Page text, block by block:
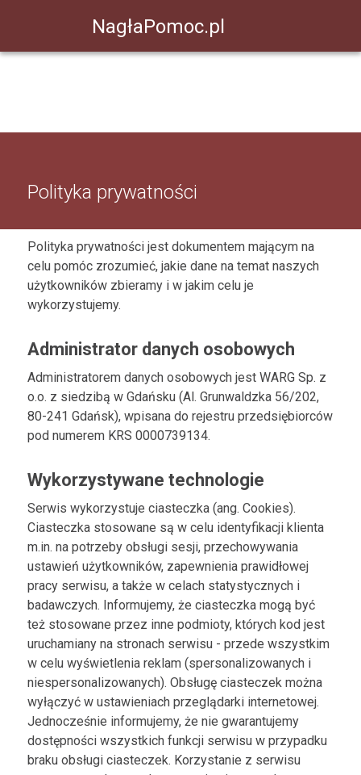
NagłaPomoc.pl
Polityka prywatności
Polityka prywatności jest dokumentem mającym na
celu pomóc zrozumieć, jakie dane na temat naszych
użytkowników zbieramy i w jakim celu je
wykorzystujemy.
Administrator danych osobowych
Administratorem danych osobowych jest WARG Sp. z
o.o. z siedzibą w Gdańsku (Al. Grunwaldzka 56/202,
80-241 Gdańsk), wpisana do rejestru przedsiębiorców
pod numerem KRS 0000739134.
Wykorzystywane technologie
Serwis wykorzystuje ciasteczka (ang. Cookies).
Ciasteczka stosowane są w celu identyfikacji klienta
m.in. na potrzeby obsługi sesji, przechowywania
ustawień użytkowników, zapewnienia prawidłowej
pracy serwisu, a także w celach statystycznych i
badawczych. Informujemy, że ciasteczka mogą być
też stosowane przez inne podmioty, których kod jest
uruchamiany na stronach serwisu - przede wszystkim
w celu wyświetlenia reklam (spersonalizowanych i
niespersonalizowanych). Obsługę ciasteczek można
wyłączyć w ustawieniach przeglądarki internetowej.
Jednocześnie informujemy, że nie gwarantujemy
dostępności wszystkich funkcji serwisu w przypadku
braku obsługi ciasteczek. Korzystanie z serwisu